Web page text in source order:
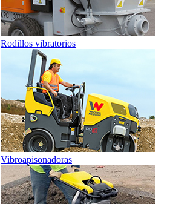
Rodillos vibratorios
Vibroapisonadoras